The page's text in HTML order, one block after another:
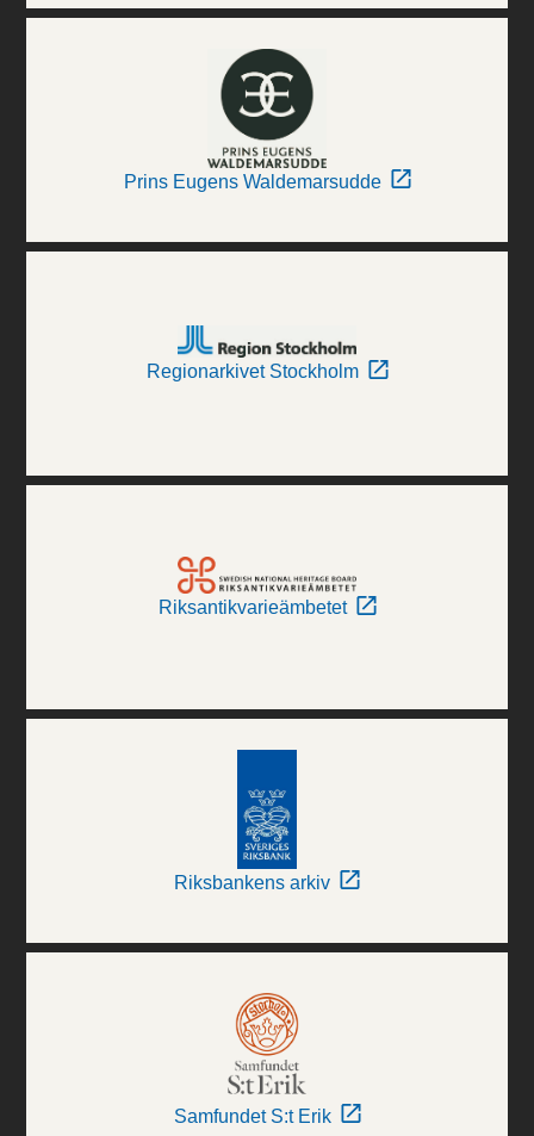
Prins Eugens Waldemarsudde
Regionarkivet Stockholm
Riksantikvarieämbetet
Riksbankens arkiv
Samfundet S:t Erik